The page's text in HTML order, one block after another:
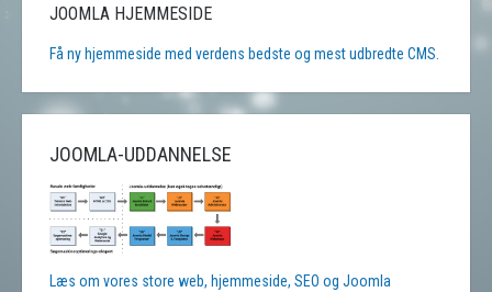
JOOMLA HJEMMESIDE
Få ny hjemmeside med verdens bedste og mest udbredte CMS.
JOOMLA-UDDANNELSE
Læs om vores store web, hjemmeside, SEO og Joomla